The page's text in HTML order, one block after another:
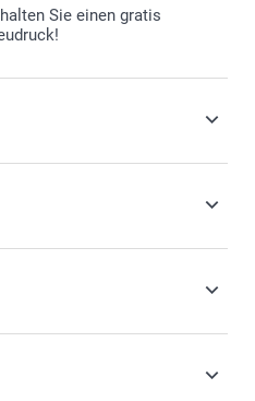
Sie einen gratis
einen ganz
entscheiden Sie
mit glänzendem
(€) inkl. MwSt. und zzgl.